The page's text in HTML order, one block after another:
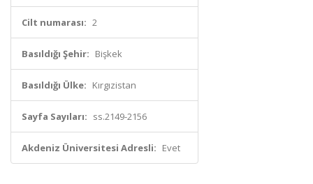
Cilt numarası: 2
Basıldığı Şehir: Bişkek
Basıldığı Ülke: Kırgızistan
Sayfa Sayıları: ss.2149-2156
Akdeniz Üniversitesi Adresli: Evet